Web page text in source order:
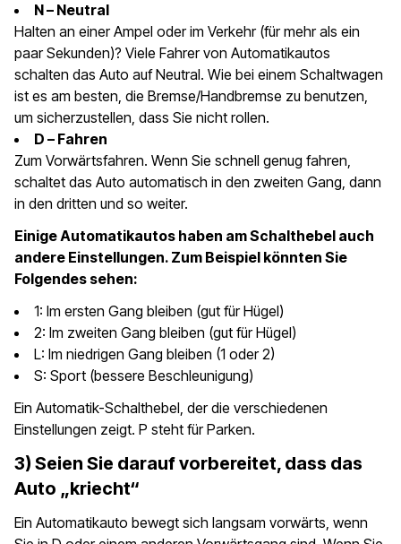
N – Neutral
Halten an einer Ampel oder im Verkehr (für mehr als ein
paar Sekunden)? Viele Fahrer von Automatikautos
schalten das Auto auf Neutral. Wie bei einem Schaltwagen
ist es am besten, die Bremse/Handbremse zu benutzen,
um sicherzustellen, dass Sie nicht rollen.
D – Fahren
Zum Vorwärtsfahren. Wenn Sie schnell genug fahren,
schaltet das Auto automatisch in den zweiten Gang, dann
in den dritten und so weiter.
Einige Automatikautos haben am Schalthebel auch
andere Einstellungen. Zum Beispiel könnten Sie
Folgendes sehen:
1: Im ersten Gang bleiben (gut für Hügel)
2: Im zweiten Gang bleiben (gut für Hügel)
L: Im niedrigen Gang bleiben (1 oder 2)
S: Sport (bessere Beschleunigung)
Ein Automatik-Schalthebel, der die verschiedenen
Einstellungen zeigt. P steht für Parken.
3) Seien Sie darauf vorbereitet, dass das
Auto „kriecht“
Ein Automatikauto bewegt sich langsam vorwärts, wenn